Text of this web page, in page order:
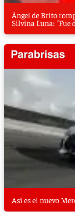
Ángel de Brito
Silvina Luna: "Fue
Así es el nuevo